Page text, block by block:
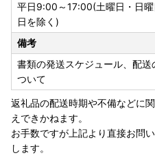
【書類の発送について】
※重要※
返礼品とは別に30日以内に発
なお、ワンストップ特例申請
封いたします。
【返礼品の発送について】
・長期不在などでお受け取り
平日9:00～17:00(土曜日・日
日を除く)
備考
書類の発送スケジュール、配
ついて
返礼品の配送時期や不備などに
えできかねます。
お手数ですが上記より直接お問
します。